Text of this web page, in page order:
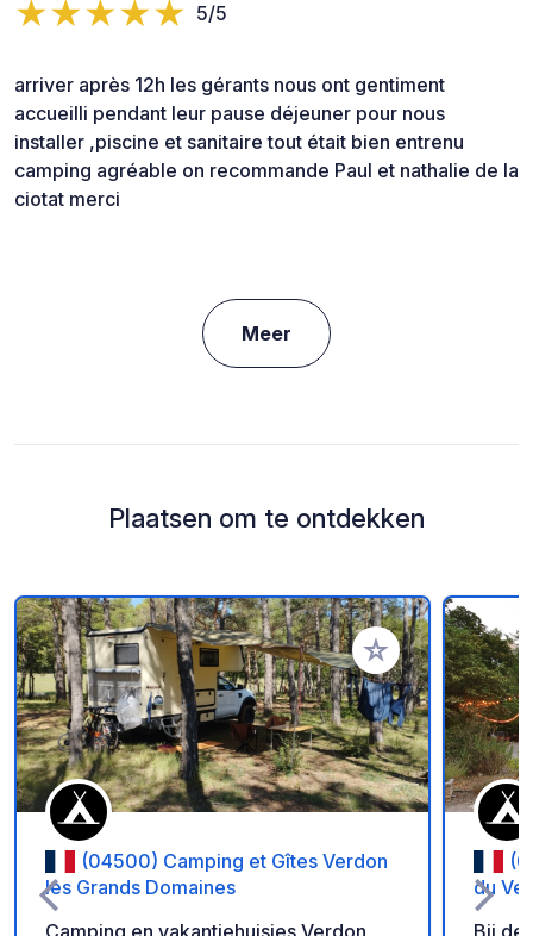
5/5
arriver après 12h les gérants nous ont gentiment
accueilli pendant leur pause déjeuner pour nous
installer ,piscine et sanitaire tout était bien entrenu
camping agréable on recommande Paul et nathalie de la
ciotat merci
Meer
Plaatsen om te ontdekken
Voeg toe aan je
(04500) Camping et Gîtes Verdon
les Grands Domaines
du